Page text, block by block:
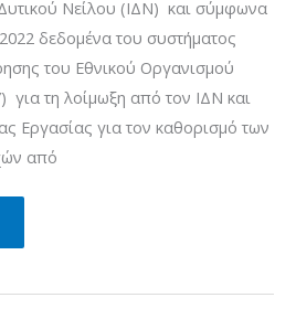
Νείλου (ΙΔΝ) και σύμφωνα
δεδομένα του συστήματος
του Εθνικού Οργανισμού
για τη λοίμωξη από τον ΙΔΝ και
Εργασίας για τον καθορισμό των
από